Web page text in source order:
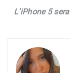
L’iPhone 5